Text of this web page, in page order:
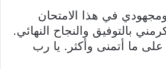
في هذا الامتحان
بالتوفيق والنجاح النهائي.
على ما أتمنى وأكثر. يا رب